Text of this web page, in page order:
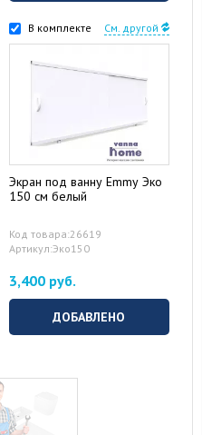
В комплекте См. другой
Экран под ванну Emmy Эко
150 см белый
Код товара:26619
Артикул:Эко150
3,400 руб.
ДОБАВЛЕНО